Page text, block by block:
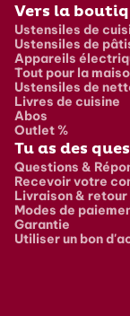
Vers la
Ustensiles de
Ustensiles de
Appareils
Tout pour la
Ustensiles de
Livres de cuisine
Abos
Outlet %
Tu as des
Questions &
Recevoir votre
Livraison & retour
Modes de
Garantie
Utiliser un bon